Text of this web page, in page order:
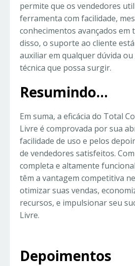
permite que os vendedores
ferramenta com facilidade,
conhecimentos avançados em
disso, o suporte ao cliente
auxiliar em qualquer dúvida ou
técnica que possa surgir.
Resumindo…
Em suma, a eficácia do Total
Livre é comprovada por sua
facilidade de uso e pelos
de vendedores satisfeitos.
completa e altamente
têm a vantagem competitiva
otimizar suas vendas,
recursos, e impulsionar seu
Livre.
Depoimentos